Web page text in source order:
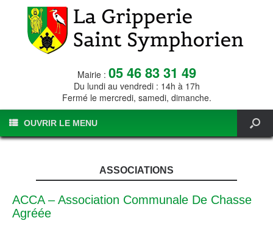
Mairie : 05 46 83 31 49
Du lundi au vendredi : 14h à 17h
Fermé le mercredi, samedi, dimanche.
OUVRIR LE MENU
ASSOCIATIONS
ACCA – Association Communale De Chasse
Agréée